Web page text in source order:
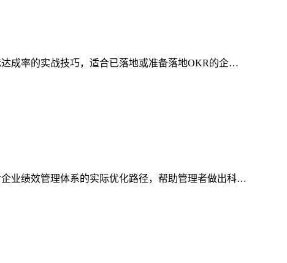
成率的实战技巧，适合已落地或准备落地OKR的企…
业绩效管理体系的实际优化路径，帮助管理者做出科…